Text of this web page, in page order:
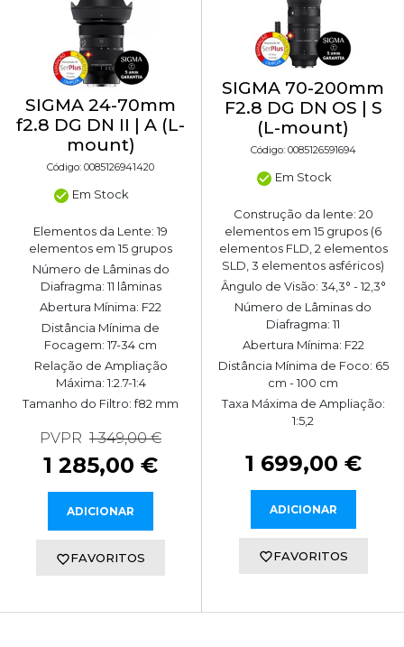
SIGMA 24-70mm
f2.8 DG DN II | A (L-
mount)
Código: 0085126941420
Em Stock
Elementos da Lente: 19
elementos em 15 grupos
Número de Lâminas do
Diafragma: 11 lâminas
Abertura Mínima: F22
Distância Mínima de
Focagem: 17-34 cm
Relação de Ampliação
Máxima: 1:2.7-1:4
Tamanho do Filtro: f82 mm
PVPR 1 349,00 €
1 285,00 €
ADICIONAR
FAVORITOS
SIGMA 70-200mm
F2.8 DG DN OS | S
(L-mount)
Código: 0085126591694
Em Stock
Construção da lente: 20
elementos em 15 grupos (6
elementos FLD, 2 elementos
SLD, 3 elementos asféricos)
Ângulo de Visão: 34,3° - 12,3°
Número de Lâminas do
Diafragma: 11
Abertura Mínima: F22
Distância Mínima de Foco: 65
cm - 100 cm
Taxa Máxima de Ampliação:
1:5,2
1 699,00 €
ADICIONAR
FAVORITOS